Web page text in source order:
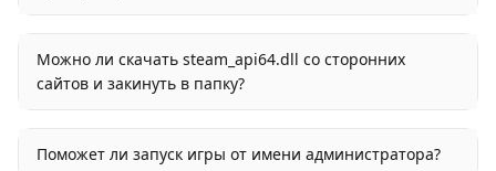
Можно ли скачать steam_api64.dll со сторонних
сайтов и закинуть в папку?
Поможет ли запуск игры от имени администратора?